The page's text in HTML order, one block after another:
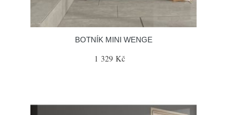
BOTNÍK MINI WENGE
1 329 Kč